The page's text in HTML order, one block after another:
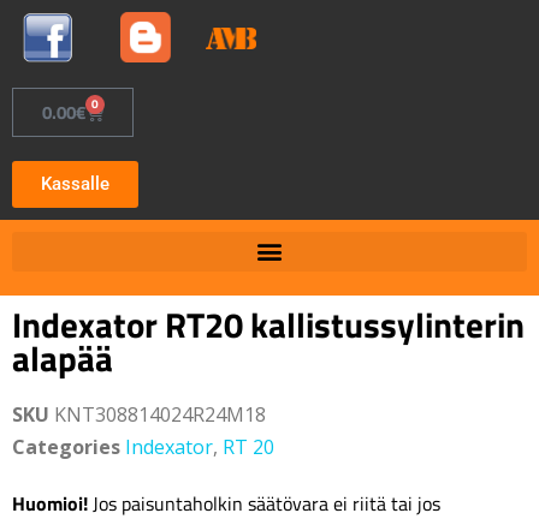
0.00€ 0
Kassalle
Indexator RT20 kallistussylinterin
alapää
SKU KNT308814024R24M18
Categories Indexator, RT 20
Huomioi!Jos paisuntaholkin säätövara ei riitä tai jos